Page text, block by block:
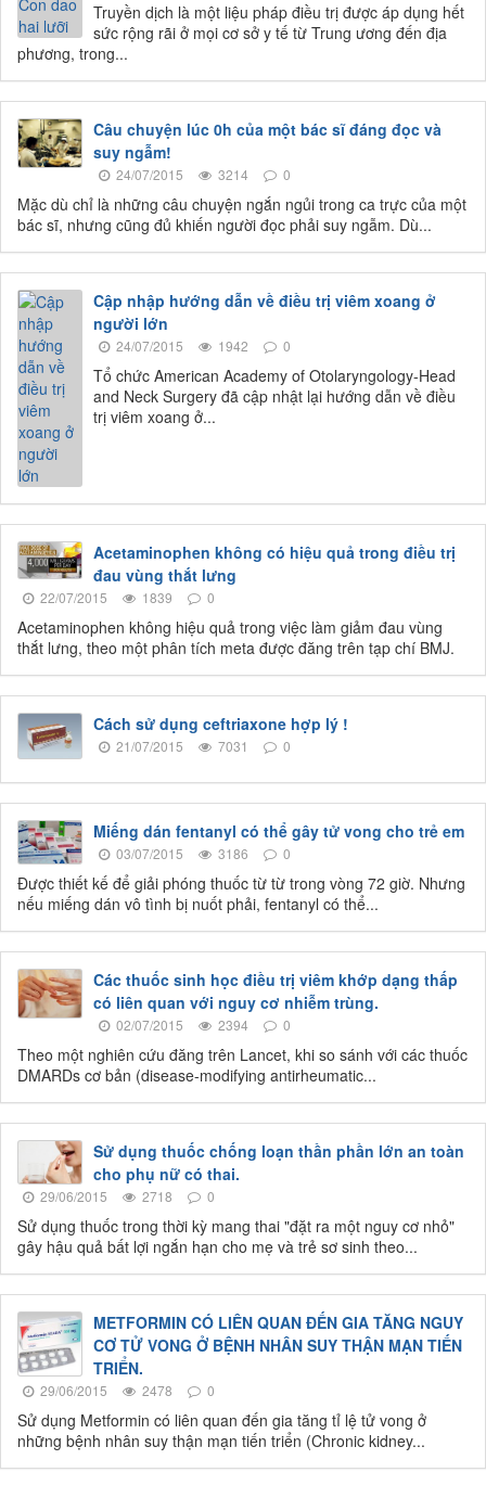
Truyền dịch là một liệu pháp điều trị được áp dụng hết
sức rộng rãi ở mọi cơ sở y tế từ Trung ương đến địa
phương, trong...
Câu chuyện lúc 0h của một bác sĩ đáng đọc và
suy ngẫm!
24/07/2015 3214 0
Mặc dù chỉ là những câu chuyện ngắn ngủi trong ca trực của một
bác sĩ, nhưng cũng đủ khiến người đọc phải suy ngẫm. Dù...
Cập nhập hướng dẫn về điều trị viêm xoang ở
người lớn
24/07/2015 1942 0
Tổ chức American Academy of Otolaryngology-Head
and Neck Surgery đã cập nhật lại hướng dẫn về điều
trị viêm xoang ở...
Acetaminophen không có hiệu quả trong điều trị
đau vùng thắt lưng
22/07/2015 1839 0
Acetaminophen không hiệu quả trong việc làm giảm đau vùng
thắt lưng, theo một phân tích meta được đăng trên tạp chí BMJ.
Cách sử dụng ceftriaxone hợp lý !
21/07/2015 7031 0
Miếng dán fentanyl có thể gây tử vong cho trẻ em
03/07/2015 3186 0
Được thiết kế để giải phóng thuốc từ từ trong vòng 72 giờ. Nhưng
nếu miếng dán vô tình bị nuốt phải, fentanyl có thể...
Các thuốc sinh học điều trị viêm khớp dạng thấp
có liên quan với nguy cơ nhiễm trùng.
02/07/2015 2394 0
Theo một nghiên cứu đăng trên Lancet, khi so sánh với các thuốc
DMARDs cơ bản (disease-modifying antirheumatic...
Sử dụng thuốc chống loạn thần phần lớn an toàn
cho phụ nữ có thai.
29/06/2015 2718 0
Sử dụng thuốc trong thời kỳ mang thai "đặt ra một nguy cơ nhỏ"
gây hậu quả bất lợi ngắn hạn cho mẹ và trẻ sơ sinh theo...
METFORMIN CÓ LIÊN QUAN ĐẾN GIA TĂNG NGUY
CƠ TỬ VONG Ở BỆNH NHÂN SUY THẬN MẠN TIẾN
TRIỂN.
29/06/2015 2478 0
Sử dụng Metformin có liên quan đến gia tăng tỉ lệ tử vong ở
những bệnh nhân suy thận mạn tiến triển (Chronic kidney...